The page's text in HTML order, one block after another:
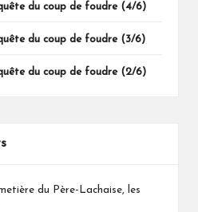
du coup de foudre (4/6)
du coup de foudre (3/6)
du coup de foudre (2/6)
du Père-Lachaise, les